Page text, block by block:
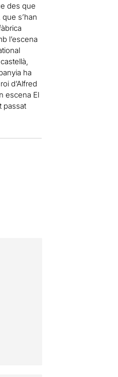
des que
s’han
l’escena
ha
d’Alfred
escena El
passat